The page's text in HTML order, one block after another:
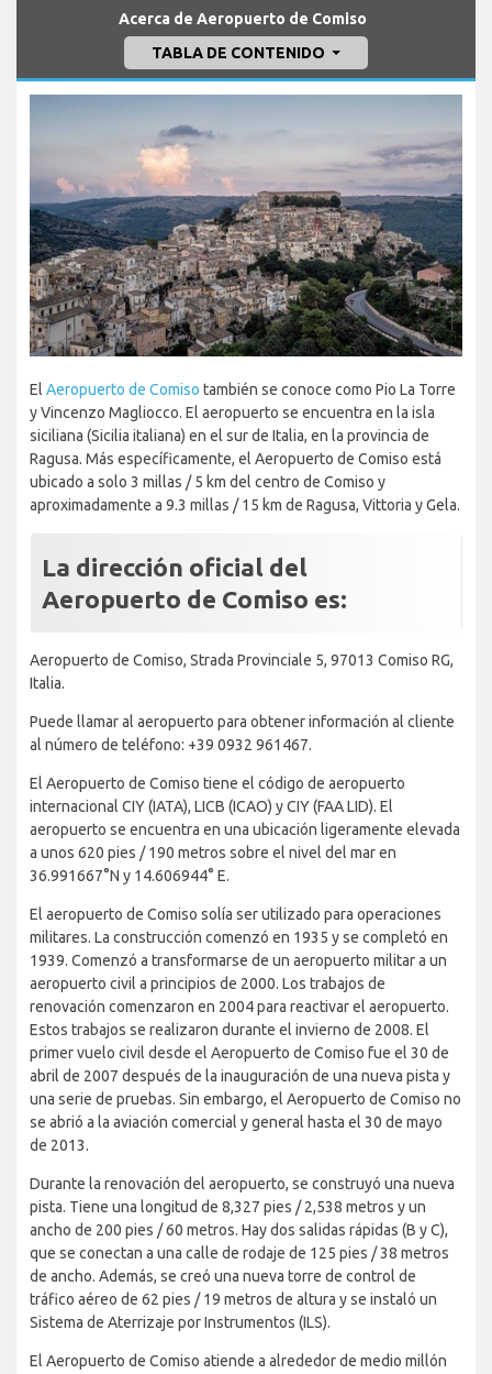
Acerca de Aeropuerto de Comiso
TABLA DE CONTENIDO
El Aeropuerto de Comiso también se conoce como Pio La Torre
y Vincenzo Magliocco. El aeropuerto se encuentra en la isla
siciliana (Sicilia italiana) en el sur de Italia, en la provincia de
Ragusa. Más específicamente, el Aeropuerto de Comiso está
ubicado a solo 3 millas / 5 km del centro de Comiso y
aproximadamente a 9.3 millas / 15 km de Ragusa, Vittoria y Gela.
La dirección oficial del
Aeropuerto de Comiso es:
Aeropuerto de Comiso, Strada Provinciale 5, 97013 Comiso RG,
Italia.
Puede llamar al aeropuerto para obtener información al cliente
al número de teléfono: +39 0932 961467.
El Aeropuerto de Comiso tiene el código de aeropuerto
internacional CIY (IATA), LICB (ICAO) y CIY (FAA LID). El
aeropuerto se encuentra en una ubicación ligeramente elevada
a unos 620 pies / 190 metros sobre el nivel del mar en
36.991667°N y 14.606944° E.
El aeropuerto de Comiso solía ser utilizado para operaciones
militares. La construcción comenzó en 1935 y se completó en
1939. Comenzó a transformarse de un aeropuerto militar a un
aeropuerto civil a principios de 2000. Los trabajos de
renovación comenzaron en 2004 para reactivar el aeropuerto.
Estos trabajos se realizaron durante el invierno de 2008. El
primer vuelo civil desde el Aeropuerto de Comiso fue el 30 de
abril de 2007 después de la inauguración de una nueva pista y
una serie de pruebas. Sin embargo, el Aeropuerto de Comiso no
se abrió a la aviación comercial y general hasta el 30 de mayo
de 2013.
Durante la renovación del aeropuerto, se construyó una nueva
pista. Tiene una longitud de 8,327 pies / 2,538 metros y un
ancho de 200 pies / 60 metros. Hay dos salidas rápidas (B y C),
que se conectan a una calle de rodaje de 125 pies / 38 metros
de ancho. Además, se creó una nueva torre de control de
tráfico aéreo de 62 pies / 19 metros de altura y se instaló un
Sistema de Aterrizaje por Instrumentos (ILS).
El Aeropuerto de Comiso atiende a alrededor de medio millón